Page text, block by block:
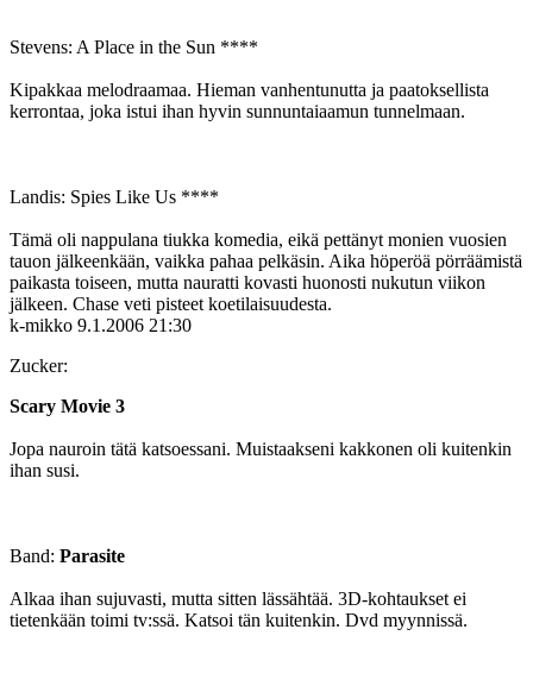
Stevens: A Place in the Sun ****
Kipakkaa melodraamaa. Hieman vanhentunutta ja paatoksellista
kerrontaa, joka istui ihan hyvin sunnuntaiaamun tunnelmaan.
Landis: Spies Like Us ****
Tämä oli nappulana tiukka komedia, eikä pettänyt monien vuosien
tauon jälkeenkään, vaikka pahaa pelkäsin. Aika höperöä pörräämistä
paikasta toiseen, mutta nauratti kovasti huonosti nukutun viikon
jälkeen. Chase veti pisteet koetilaisuudesta.
k-mikko 9.1.2006 21:30
Zucker:
Scary Movie 3
Jopa nauroin tätä katsoessani. Muistaakseni kakkonen oli kuitenkin
ihan susi.
Band: Parasite
Alkaa ihan sujuvasti, mutta sitten lässähtää. 3D-kohtaukset ei
tietenkään toimi tv:ssä. Katsoi tän kuitenkin. Dvd myynnissä.